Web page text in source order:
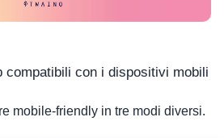
compatibili con i dispositivi mobili
mobile-friendly in tre modi diversi.